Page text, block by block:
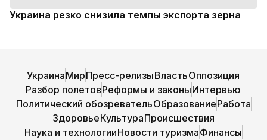
Украина резко снизила темпы экспорта зерна
УкраинаМирПресс-релизыВластьОппозиция
Разбор полетовРеформы и законыИнтервью
Политический обозревательОбразованиеРабота
ЗдоровьеКультураПроисшествия
Наука и технологииНовости туризмаФинансы